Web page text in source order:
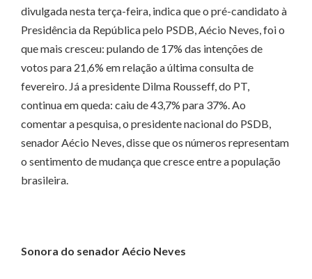
divulgada nesta terça-feira, indica que o pré-candidato à
Presidência da República pelo PSDB, Aécio Neves, foi o
que mais cresceu: pulando de 17% das intenções de
votos para 21,6% em relação a última consulta de
fevereiro. Já a presidente Dilma Rousseff, do PT,
continua em queda: caiu de 43,7% para 37%. Ao
comentar a pesquisa, o presidente nacional do PSDB,
senador Aécio Neves, disse que os números representam
o sentimento de mudança que cresce entre a população
brasileira.
Sonora do senador Aécio Neves